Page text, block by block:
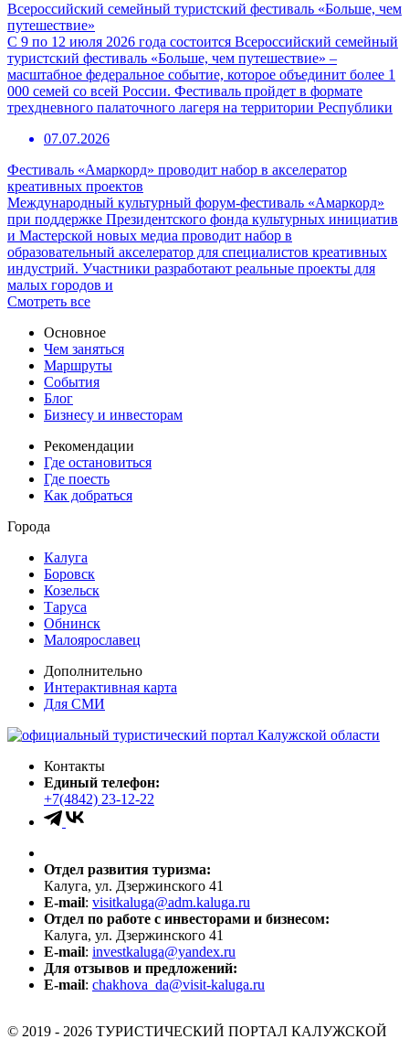
Всероссийский семейный туристский фестиваль «Больше, чем
путешествие»
С 9 по 12 июля 2026 года состоится Всероссийский семейный
туристский фестиваль «Больше, чем путешествие» –
масштабное федеральное событие, которое объединит более 1
000 семей со всей России. Фестиваль пройдет в формате
трехдневного палаточного лагеря на территории Республики
07.07.2026
Фестиваль «Амаркорд» проводит набор в акселератор
креативных проектов
Международный культурный форум-фестиваль «Амаркорд»
при поддержке Президентского фонда культурных инициатив
и Мастерской новых медиа проводит набор в
образовательный акселератор для специалистов креативных
индустрий. Участники разработают реальные проекты для
малых городов и
Смотреть все
Основное
Чем заняться
Маршруты
События
Блог
Бизнесу и инвесторам
Рекомендации
Где остановиться
Где поесть
Как добраться
Города
Калуга
Боровск
Козельск
Таруса
Обнинск
Малоярославец
Дополнительно
Интерактивная карта
Для СМИ
Контакты
Единый телефон:
+7(4842) 23-12-22
Отдел развития туризма:
Калуга, ул. Дзержинского 41
E-mail: visitkaluga@adm.kaluga.ru
Отдел по работе с инвесторами и бизнесом:
Калуга, ул. Дзержинского 41
E-mail: investkaluga@yandex.ru
Для отзывов и предложений:
E-mail: chakhova_da@visit-kaluga.ru
© 2019 - 2026 ТУРИСТИЧЕСКИЙ ПОРТАЛ КАЛУЖСКОЙ